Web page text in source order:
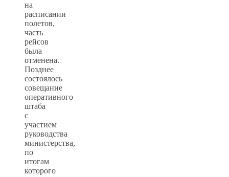
на
расписании
полетов,
часть
рейсов
была
отменена.
Позднее
состоялось
совещание
оперативного
штаба
с
участием
руководства
министерства,
по
итогам
которого